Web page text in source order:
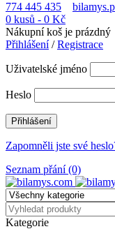
774 445 435
0 kusů - 0 Kč
Nákupní koš je prázdný
Přihlášení/Registrace
Uživatelské jméno
Heslo
Zapomněli jste své
Seznam přání (0)
Kategorie